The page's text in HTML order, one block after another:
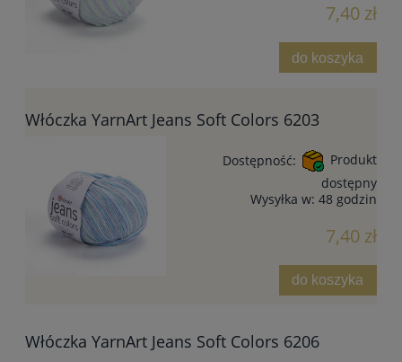
7,40 zł
do koszyka
Włóczka YarnArt Jeans Soft Colors 6203
Dostępność:
Produkt
dostępny
Wysyłka w: 48 godzin
7,40 zł
do koszyka
Włóczka YarnArt Jeans Soft Colors 6206